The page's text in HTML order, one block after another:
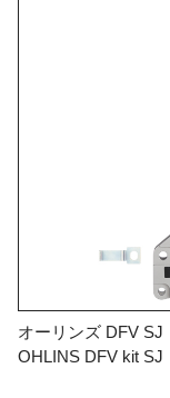
オーリンズ DFV SJ
OHLINS DFV kit SJ